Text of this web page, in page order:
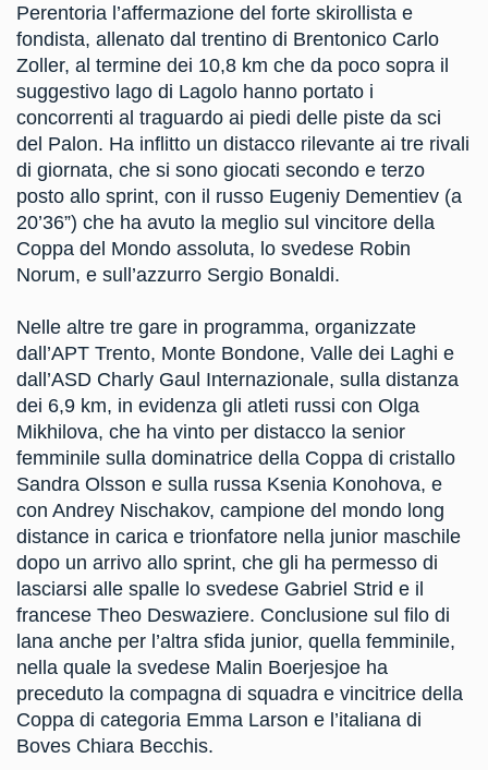
Perentoria l’affermazione del forte skirollista e
fondista, allenato dal trentino di Brentonico Carlo
Zoller, al termine dei 10,8 km che da poco sopra il
suggestivo lago di Lagolo hanno portato i
concorrenti al traguardo ai piedi delle piste da sci
del Palon. Ha inflitto un distacco rilevante ai tre rivali
di giornata, che si sono giocati secondo e terzo
posto allo sprint, con il russo Eugeniy Dementiev (a
20’36”) che ha avuto la meglio sul vincitore della
Coppa del Mondo assoluta, lo svedese Robin
Norum, e sull’azzurro Sergio Bonaldi.
Nelle altre tre gare in programma, organizzate
dall’APT Trento, Monte Bondone, Valle dei Laghi e
dall’ASD Charly Gaul Internazionale, sulla distanza
dei 6,9 km, in evidenza gli atleti russi con Olga
Mikhilova, che ha vinto per distacco la senior
femminile sulla dominatrice della Coppa di cristallo
Sandra Olsson e sulla russa Ksenia Konohova, e
con Andrey Nischakov, campione del mondo long
distance in carica e trionfatore nella junior maschile
dopo un arrivo allo sprint, che gli ha permesso di
lasciarsi alle spalle lo svedese Gabriel Strid e il
francese Theo Deswaziere. Conclusione sul filo di
lana anche per l’altra sfida junior, quella femminile,
nella quale la svedese Malin Boerjesjoe ha
preceduto la compagna di squadra e vincitrice della
Coppa di categoria Emma Larson e l’italiana di
Boves Chiara Becchis.